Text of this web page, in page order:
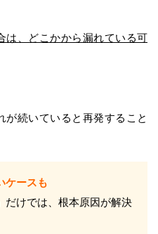
は、どこかから漏れている可
続いていると再発すること
ケースも
だけでは、根本原因が解決